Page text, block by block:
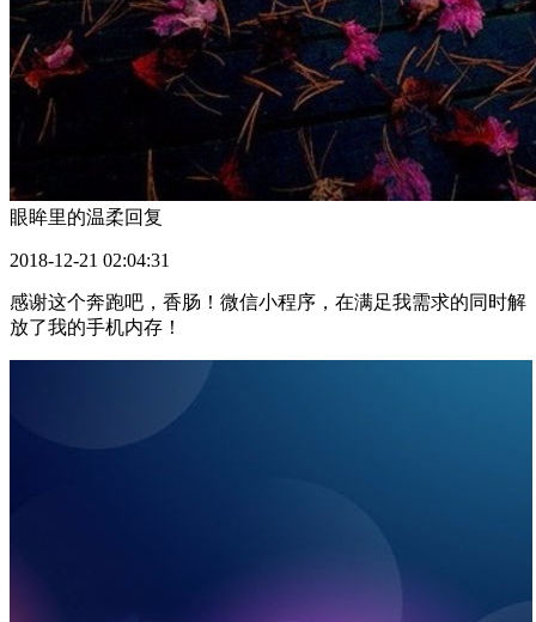
眼眸里的温柔回复
2018-12-21 02:04:31
感谢这个奔跑吧，香肠！微信小程序，在满足我需求的同时解
放了我的手机内存！